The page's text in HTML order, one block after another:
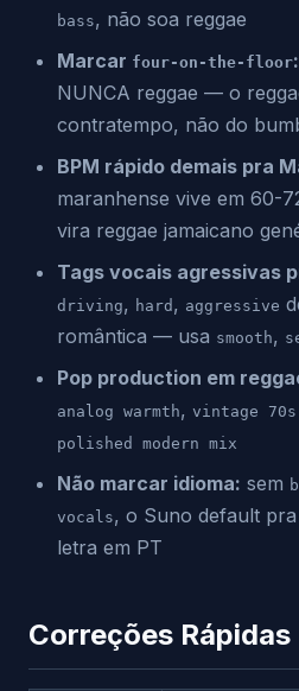
bass, não soa reggae
Marcar four-on-the-floor:
NUNCA reggae — o
contratempo, não do
BPM rápido demais pra
maranhense vive em 60-
vira reggae jamaicano
Tags vocais agressivas
driving, hard , aggressive
romântica — usa smooth,
Pop production em
analog warmth, vintage
polished modern mix
Não marcar idioma: sem
vocals, o Suno default
letra em PT
Correções Rápidas